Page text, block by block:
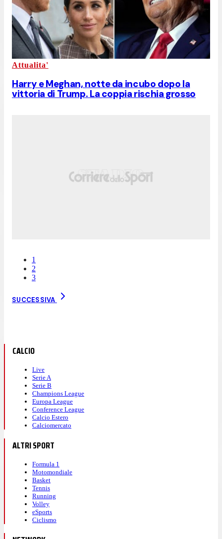
Attualita'
Harry e Meghan, notte da incubo dopo la
vittoria di Trump. La coppia rischia grosso
1
2
3
SUCCESSIVA
CALCIO
Live
Serie A
Serie B
Champions League
Europa League
Conference League
Calcio Estero
Calciomercato
ALTRI SPORT
Formula 1
Motomondiale
Basket
Tennis
Running
Volley
eSports
Ciclismo